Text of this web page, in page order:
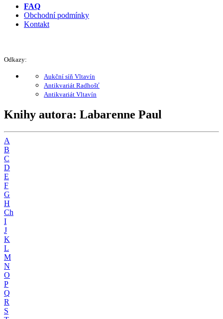
FAQ
Obchodní podmínky
Kontakt
Odkazy:
Aukční síň Vltavín
Antikvariát Radhošť
Antikvariát Vltavín
Knihy autora: Labarenne Paul
A
B
C
D
E
F
G
H
Ch
I
J
K
L
M
N
O
P
Q
R
S